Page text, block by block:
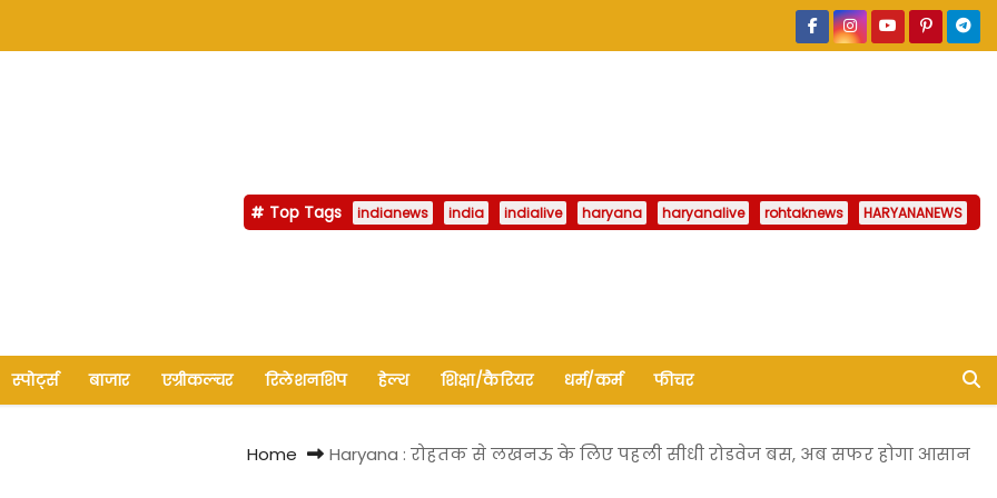
Top Tags indianews india indialive haryana haryanalive rohtaknews HARYANANEWS
स्पोर्ट्स बाजार एग्रीकल्चर रिलेशनशिप हेल्थ शिक्षा/कैरियर धर्म/कर्म फीचर
Home Haryana : रोहतक से लखनऊ के लिए पहली सीधी रोडवेज बस, अब सफर होगा आसान